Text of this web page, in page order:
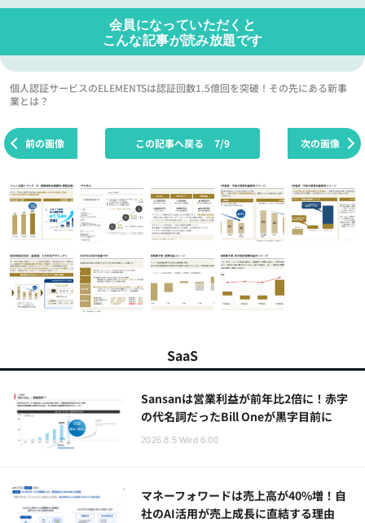
会員になっていただくと
こんな記事が読み放題です
個人認証サービスのELEMENTSは認証回数1.5億回を突破！その先にある新事
業とは？
前の画像 次の画像
この記事へ戻る 7/9
SaaS
Sansanは営業利益が前年比2倍に！赤字
の代名詞だったBill Oneが黒字目前に
2026.8.5 Wed 6:00
マネーフォワードは売上高が40%増！自
社のAI活用が売上成長に直結する理由